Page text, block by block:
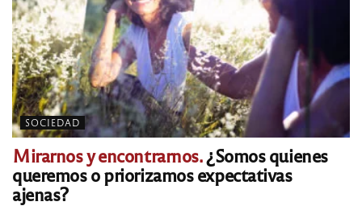
SOCIEDAD
Mirarnos y encontrarnos.¿Somos quienes
queremos o priorizamos expectativas
ajenas?